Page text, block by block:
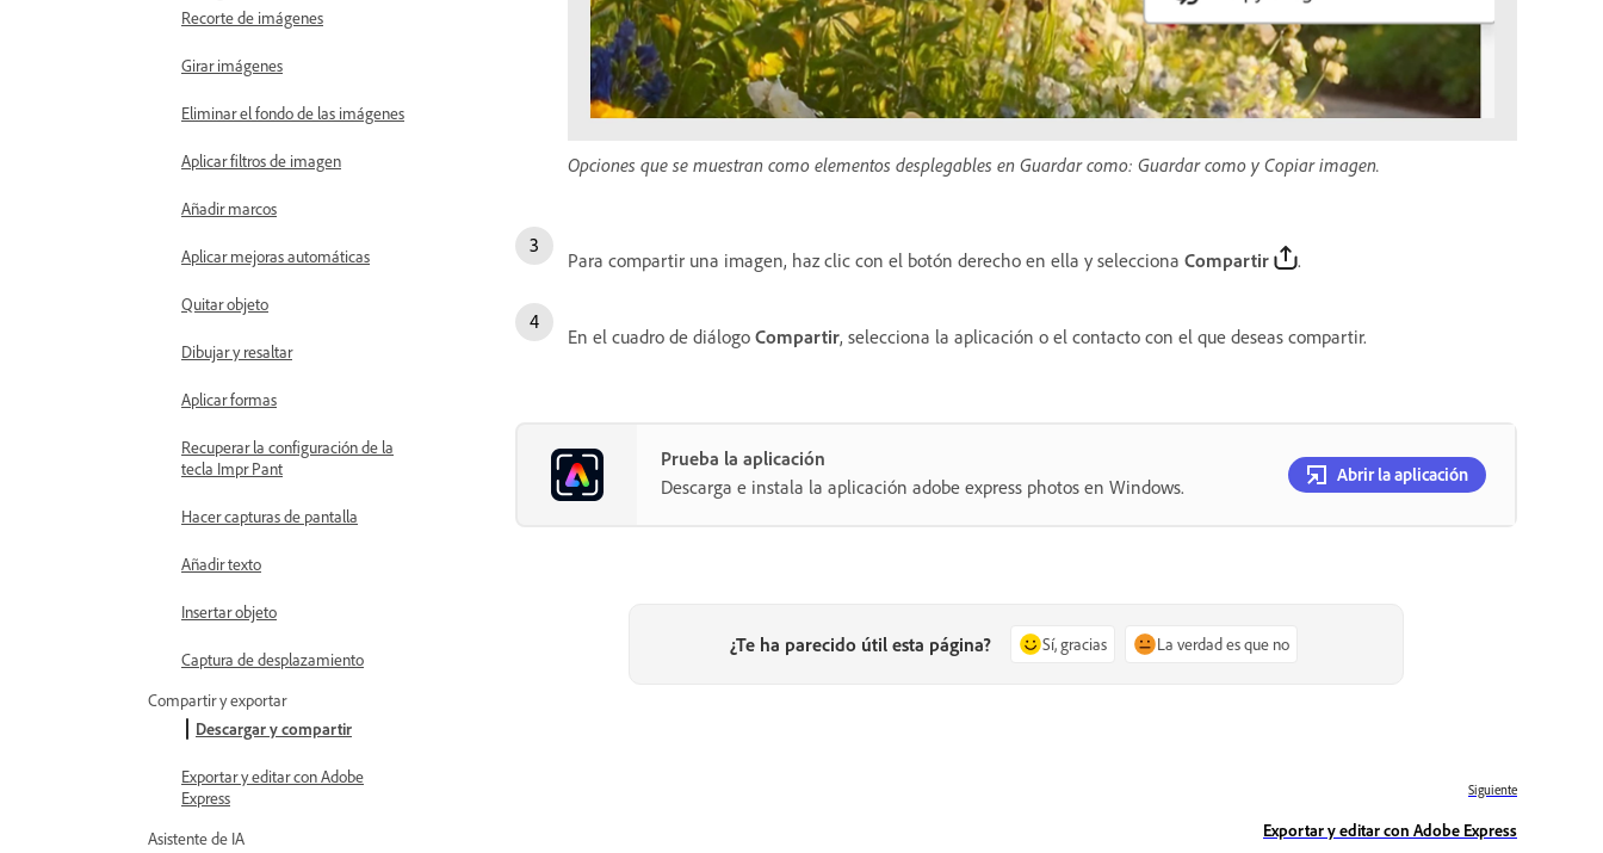
Recorte de imágenes
Girar imágenes
Eliminar el fondo de las imágenes
Aplicar filtros de imagen
Añadir marcos
Aplicar mejoras automáticas
Quitar objeto
Dibujar y resaltar
Aplicar formas
Recuperar la configuración de la
tecla Impr Pant
Hacer capturas de pantalla
Añadir texto
Insertar objeto
Captura de desplazamiento
Compartir y exportar
Descargar y compartir
Exportar y editar con Adobe
Express
Asistente de IA
Opciones que se muestran como elementos desplegables en Guardar como: Guardar como y Copiar imagen.
Para compartir una imagen, haz clic con el botón derecho en ella y selecciona Compartir .
En el cuadro de diálogo Compartir, selecciona la aplicación o el contacto con el que deseas compartir.
Prueba la aplicación
Descarga e instala la aplicación adobe express photos en Windows.
Abrir la aplicación
¿Te ha parecido útil esta página? Sí, gracias La verdad es que no
Siguiente
Exportar y editar con Adobe Express